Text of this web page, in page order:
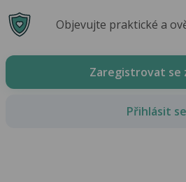
Objevujte praktické a
Zaregistrovat se
Přihlásit se